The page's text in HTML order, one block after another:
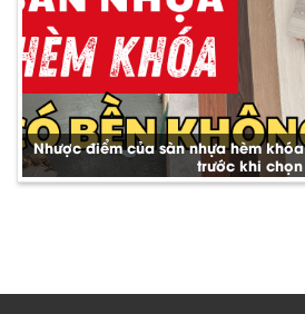
Nhược điểm của sàn nhựa hèm
trước khi chọn